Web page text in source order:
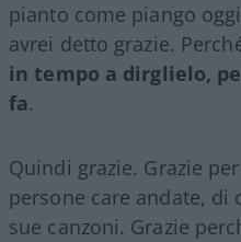
pianto come piango
avrei detto grazie.
in tempo a dirglielo,
fa.
Quindi grazie. Grazie
persone care andate, di
sue canzoni. Grazie